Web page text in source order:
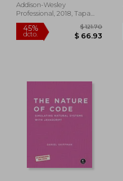
40%
dcto.
Addison-Wesley
Professional, 2018, Tapa
Dura, Nuevo